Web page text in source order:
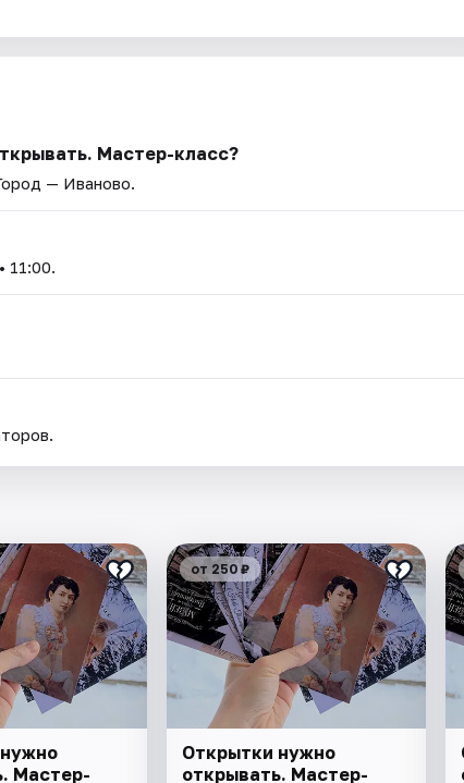
Мастер-класс?
— Иваново.
11:00.
Мастер-
от 250 ₽
Открытки нужно
открывать. Мастер-